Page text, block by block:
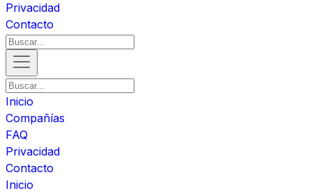
Privacidad
Contacto
Inicio
Compañías
FAQ
Privacidad
Contacto
Inicio